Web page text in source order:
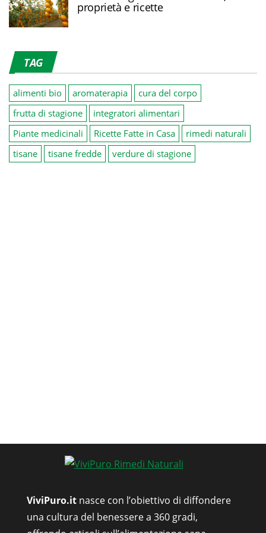
proprietà e ricette
TAG
alimenti bio aromaterapia
cura del corpo
frutta di stagione
integratori alimentari
Piante medicinali
Ricette Fatte in Casa
rimedi naturali
tisane
tisane fredde verdure di stagione
ViviPuro.it nasce con l’obiettivo di diffondere
una cultura del benessere a 360 gradi,